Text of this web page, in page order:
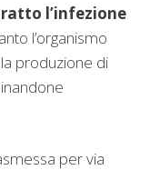
l’infezione
l’organismo
produzione di
per via